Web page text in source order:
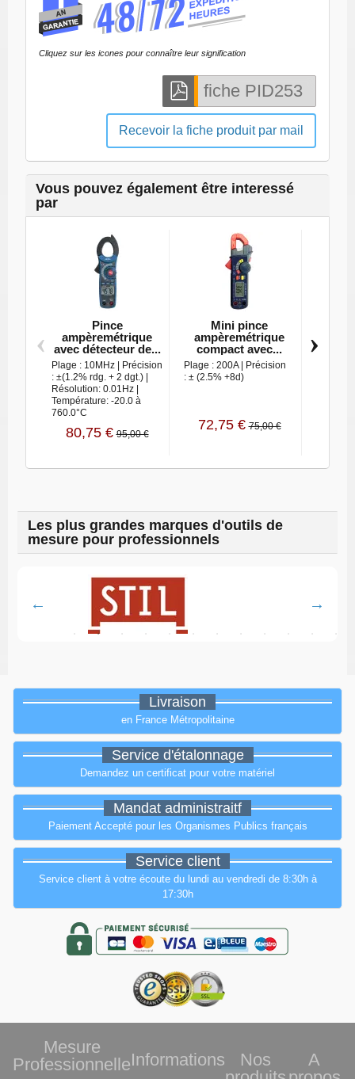
Cliquez sur les icones pour connaître leur signification
Recevoir la fiche produit par mail
Vous pouvez également être interessé
par
Pince
ampèremétrique
avec détecteur de...
Plage : 10MHz | Précision
: ±(1.2% rdg. + 2 dgt.) |
Résolution: 0.01Hz |
Température: -20.0 à
760.0°C
80,75 € 95,00 €
Mini pince
ampèremétrique
compact avec...
Plage : 200A | Précision
: ± (2.5% +8d)
72,75 € 75,00 €
‹ ›
Les plus grandes marques d'outils de
mesure pour professionnels
Livraison
en France Métropolitaine
Service d'étalonnage
Demandez un certificat pour votre matériel
Mandat administraitf
Paiement Accepté pour les Organismes Publics français
Service client
Service client à votre écoute du lundi au vendredi de 8:30h à
17:30h
Mesure
ProfessionnelleInformations
Nos
A